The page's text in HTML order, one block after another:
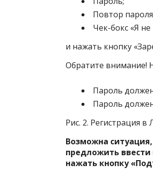
Повтор
Чек-бокс «Я не
и нажать кнопку
Обратите внимание!
Пароль
Пароль
Рис. 2. Регистрация
Возможна
предложить ввести
нажать кнопку